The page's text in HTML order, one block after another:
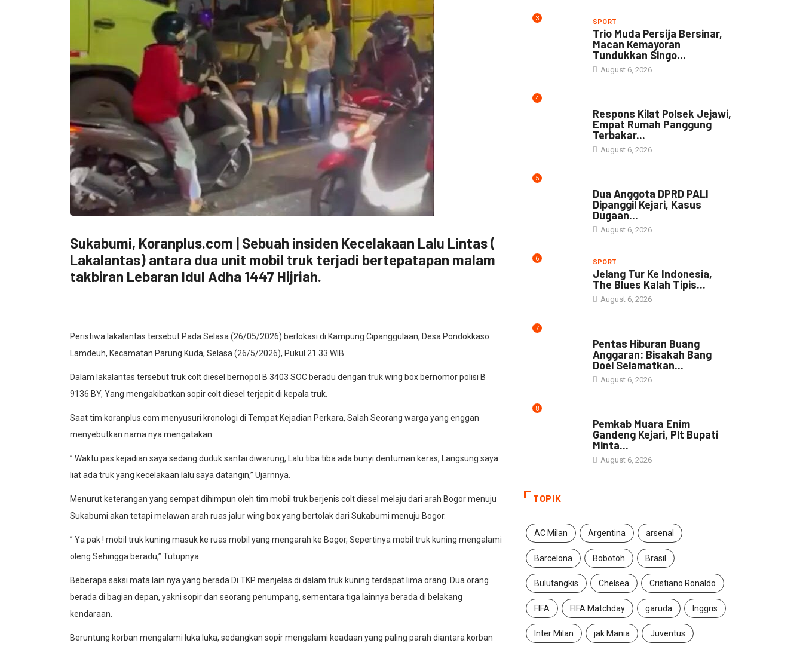
Sukabumi, Koranplus.com | Sebuah insiden Kecelakaan Lalu Lintas (
Lakalantas) antara dua unit mobil truk terjadi bertepatapan malam
takbiran Lebaran Idul Adha 1447 Hijriah.
Peristiwa lakalantas tersebut Pada Selasa (26/05/2026) berlokasi di Kampung Cipanggulaan, Desa Pondokkaso
Lamdeuh, Kecamatan Parung Kuda, Selasa (26/5/2026), Pukul 21.33 WIB.
Dalam lakalantas tersebut truk colt diesel bernopol B 3403 SOC beradu dengan truk wing box bernomor polisi B
9136 BY, Yang mengakibatkan sopir colt diesel terjepit di kepala truk.
Saat tim koranplus.com menyusuri kronologi di Tempat Kejadian Perkara, Salah Seorang warga yang enggan
menyebutkan nama nya mengatakan
” Waktu pas kejadian saya sedang duduk santai diwarung, Lalu tiba tiba ada bunyi dentuman keras, Langsung saya
liat ada truk yang kecelakaan lalu saya datangin,” Ujarnnya.
Menurut keterangan yang sempat dihimpun oleh tim mobil truk berjenis colt diesel melaju dari arah Bogor menuju
Sukabumi akan tetapi melawan arah ruas jalur wing box yang bertolak dari Sukabumi menuju Bogor.
” Ya pak ! mobil truk kuning masuk ke ruas mobil yang mengarah ke Bogor, Sepertinya mobil truk kuning mengalami
oleng Sehingga beradu,” Tutupnya.
Beberapa saksi mata lain nya yang berada Di TKP menjelas di dalam truk kuning terdapat lima orang. Dua orang
berada di bagian depan, yakni sopir dan seorang penumpang, sementara tiga lainnya berada di belakang
kendaraan.
Beruntung korban mengalami luka luka, sedangkan sopir mengalami keadaan yang paling parah diantara korban
3 SPORT
Trio Muda Persija Bersinar,
Macan Kemayoran
Tundukkan Singo...
August 6, 2026
4
Respons Kilat Polsek Jejawi,
Empat Rumah Panggung
Terbakar...
August 6, 2026
5
Dua Anggota DPRD PALI
Dipanggil Kejari, Kasus
Dugaan...
August 6, 2026
6 SPORT
Jelang Tur Ke Indonesia,
The Blues Kalah Tipis...
August 6, 2026
7
Pentas Hiburan Buang
Anggaran: Bisakah Bang
Doel Selamatkan...
August 6, 2026
8
Pemkab Muara Enim
Gandeng Kejari, Plt Bupati
Minta...
August 6, 2026
TOPIK
AC Milan Argentina arsenal
Barcelona Bobotoh Brasil
Bulutangkis Chelsea Cristiano Ronaldo
FIFA FIFA Matchday garuda Inggris
Inter Milan jak Mania Juventus